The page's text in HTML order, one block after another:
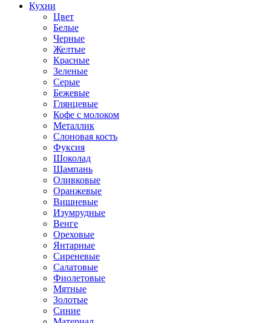
Кухни
Цвет
Белые
Черные
Желтые
Красные
Зеленые
Серые
Бежевые
Глянцевые
Кофе с молоком
Металлик
Слоновая кость
Фуксия
Шоколад
Шампань
Оливковые
Оранжевые
Вишневые
Изумрудные
Венге
Ореховые
Янтарные
Сиреневые
Салатовые
Фиолетовые
Мятные
Золотые
Синие